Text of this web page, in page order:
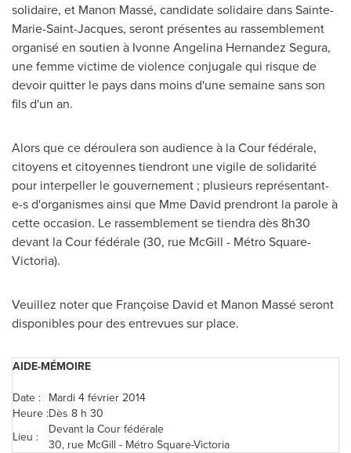
solidaire, et Manon Massé, candidate solidaire dansSainte-
Marie-Saint-Jacques, seront présentes au rassemblement
organisé en soutien à Ivonne Angelina Hernandez Segura,
une femme victime de violence conjugale qui risque de
devoir quitter le pays dans moins d'une semaine sans son
fils d'un an.
Alors que ce déroulera son audience à la Cour fédérale,
citoyens et citoyennes tiendront une vigile de solidarité
pour interpeller le gouvernement ; plusieurs représentant-
e-s d'organismes ainsi que Mme David prendront la parole à
cette occasion. Le rassemblement se tiendra dès 8h30
devant la Cour fédérale (30, rue McGill - Métro Square-
Victoria).
Veuillez noter que Françoise David et Manon Massé seront
disponibles pour des entrevues sur place.
AIDE-MÉMOIRE
Date : Mardi 4 février 2014
Heure :Dès 8 h 30
Lieu :
Devant la Cour fédérale
30, rue McGill - Métro Square-Victoria